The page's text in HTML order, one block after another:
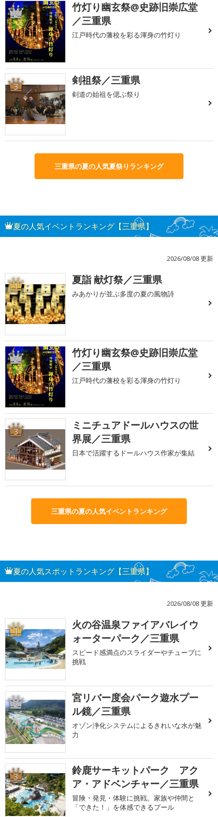
2
竹灯り幽玄祭@史跡旧崇広堂
／三重県
江戸時代の藩校を彩る渾身の竹灯り
3 剣祖祭／三重県
剣道の始祖を偲ぶ祭り
三重県の夏の人気夏祭りランキング
夏の人気イベントランキング【三重県】
2026/08/08 更新
1 夏詣 献灯祭／三重県
みあかりが並ぶ多度の夏の風物詩
2
竹灯り幽玄祭@史跡旧崇広堂
／三重県
江戸時代の藩校を彩る渾身の竹灯り
3
ミニチュアドールハウスの世
界展／三重県
日本で活躍するドールハウス作家が集結
三重県の夏の人気イベントランキング
夏の人気スポットランキング【三重県】
2026/08/08 更新
1
火の谷温泉ファイアバレイウ
ォーターパーク／三重県
スピード感満点のスライダーやチューブに
挑戦
2
宮リバー度会パーク遊水プー
ル鏡／三重県
オゾン浄化システムによるきれいな水が魅
力
3
鈴鹿サーキットパーク アク
ア・アドベンチャー／三重県
冒険・発見・体験に挑戦。家族や仲間と
「できた！」を体感できるプール